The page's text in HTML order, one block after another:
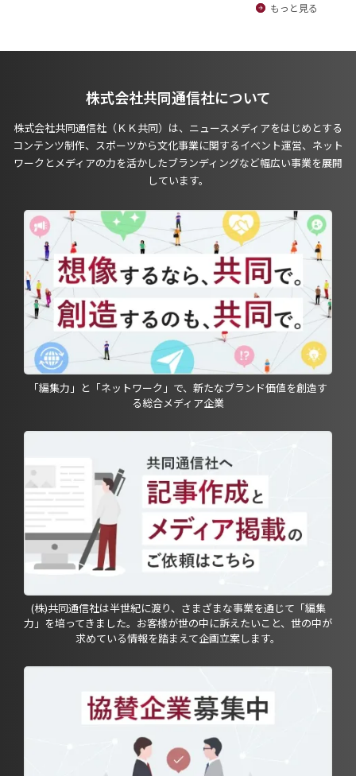
もっと見る
株式会社共同通信社について
株式会社共同通信社（ＫＫ共同）は、ニュースメディアをはじめとする
コンテンツ制作、スポーツから文化事業に関するイベント運営、ネット
ワークとメディアの力を活かしたブランディングなど幅広い事業を展開
しています。
「編集力」と「ネットワーク」で、新たなブランド価値を創造す
る総合メディア企業
(株)共同通信社は半世紀に渡り、さまざまな事業を通じて「編集
力」を培ってきました。お客様が世の中に訴えたいこと、世の中が
求めている情報を踏まえて企画立案します。